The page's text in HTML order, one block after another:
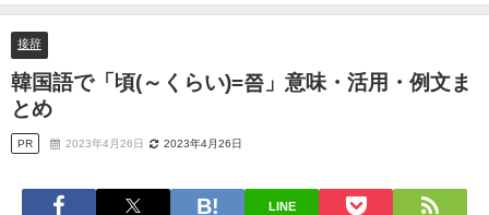
接辞
韓国語で「頃(～くらい)=쯤」意味・活用・例文ま
とめ
PR 2023年4月26日 2023年4月26日
LINE